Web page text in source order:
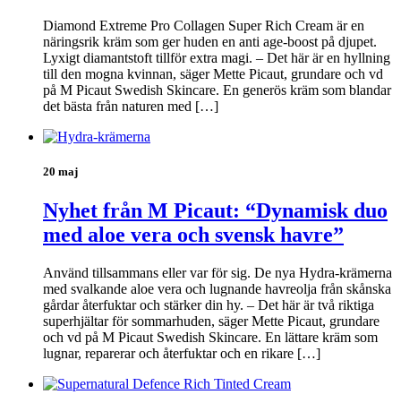
Diamond Extreme Pro Collagen Super Rich Cream är en
näringsrik kräm som ger huden en anti age-boost på djupet.
Lyxigt diamantstoft tillför extra magi. – Det här är en hyllning
till den mogna kvinnan, säger Mette Picaut, grundare och vd
på M Picaut Swedish Skincare. En generös kräm som blandar
det bästa från naturen med […]
20 maj
Nyhet från M Picaut: “Dynamisk duo
med aloe vera och svensk havre”
Använd tillsammans eller var för sig. De nya Hydra-krämerna
med svalkande aloe vera och lugnande havreolja från skånska
gårdar återfuktar och stärker din hy. – Det här är två riktiga
superhjältar för sommarhuden, säger Mette Picaut, grundare
och vd på M Picaut Swedish Skincare. En lättare kräm som
lugnar, reparerar och återfuktar och en rikare […]